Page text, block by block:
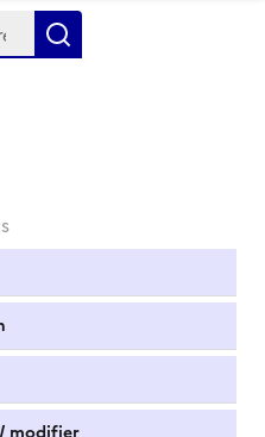
mots clés, partie du